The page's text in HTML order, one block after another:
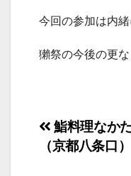
今回の参加は内
獺祭の今後の更
投
稿
鮨料理なか
（京都八条口）